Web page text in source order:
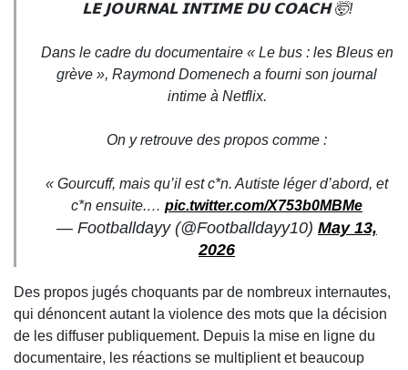
𝗟𝗘 𝗝𝗢𝗨𝗥𝗡𝗔𝗟 𝗜𝗡𝗧𝗜𝗠𝗘 𝗗𝗨 𝗖𝗢𝗔𝗖𝗛 🤯!
Dans le cadre du documentaire « Le bus : les Bleus en
grève », Raymond Domenech a fourni son journal
intime à Netflix.
On y retrouve des propos comme :
« Gourcuff, mais qu’il est c*n. Autiste léger d’abord, et
c*n ensuite.… pic.twitter.com/X753b0MBMe
— Footballdayy (@Footballdayy10) May 13,
2026
Des propos jugés choquants par de nombreux internautes,
qui dénoncent autant la violence des mots que la décision
de les diffuser publiquement. Depuis la mise en ligne du
documentaire, les réactions se multiplient et beaucoup